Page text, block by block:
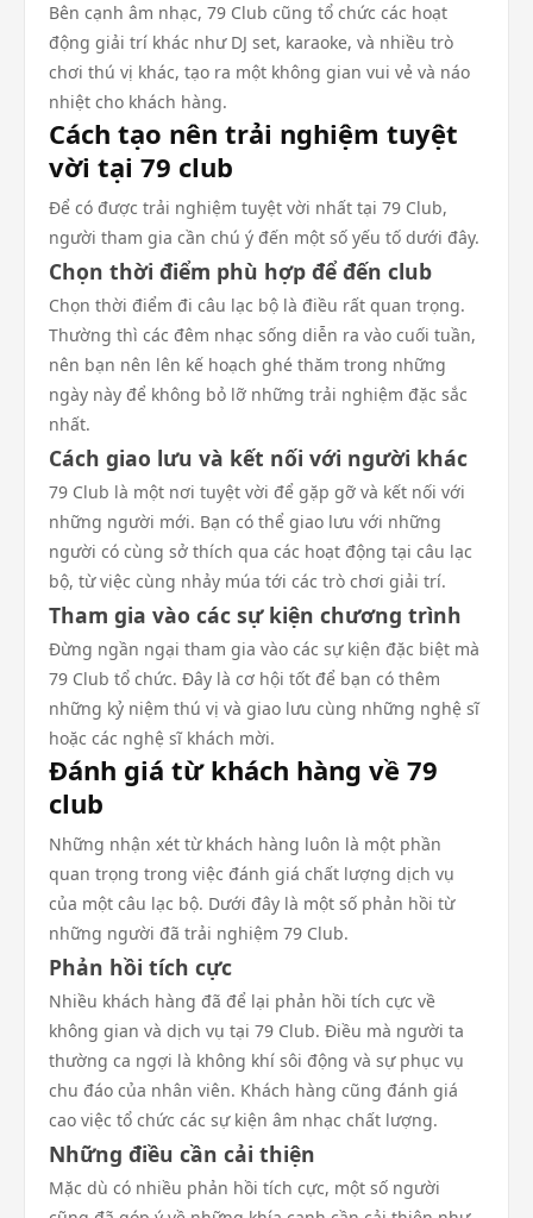
Bên cạnh âm nhạc, 79 Club cũng tổ chức các hoạt
động giải trí khác như DJ set, karaoke, và nhiều trò
chơi thú vị khác, tạo ra một không gian vui vẻ và náo
nhiệt cho khách hàng.
Cách tạo nên trải nghiệm tuyệt
vời tại 79 club
Để có được trải nghiệm tuyệt vời nhất tại 79 Club,
người tham gia cần chú ý đến một số yếu tố dưới đây.
Chọn thời điểm phù hợp để đến club
Chọn thời điểm đi câu lạc bộ là điều rất quan trọng.
Thường thì các đêm nhạc sống diễn ra vào cuối tuần,
nên bạn nên lên kế hoạch ghé thăm trong những
ngày này để không bỏ lỡ những trải nghiệm đặc sắc
nhất.
Cách giao lưu và kết nối với người khác
79 Club là một nơi tuyệt vời để gặp gỡ và kết nối với
những người mới. Bạn có thể giao lưu với những
người có cùng sở thích qua các hoạt động tại câu lạc
bộ, từ việc cùng nhảy múa tới các trò chơi giải trí.
Tham gia vào các sự kiện chương trình
Đừng ngần ngại tham gia vào các sự kiện đặc biệt mà
79 Club tổ chức. Đây là cơ hội tốt để bạn có thêm
những kỷ niệm thú vị và giao lưu cùng những nghệ sĩ
hoặc các nghệ sĩ khách mời.
Đánh giá từ khách hàng về 79
club
Những nhận xét từ khách hàng luôn là một phần
quan trọng trong việc đánh giá chất lượng dịch vụ
của một câu lạc bộ. Dưới đây là một số phản hồi từ
những người đã trải nghiệm 79 Club.
Phản hồi tích cực
Nhiều khách hàng đã để lại phản hồi tích cực về
không gian và dịch vụ tại 79 Club. Điều mà người ta
thường ca ngợi là không khí sôi động và sự phục vụ
chu đáo của nhân viên. Khách hàng cũng đánh giá
cao việc tổ chức các sự kiện âm nhạc chất lượng.
Những điều cần cải thiện
Mặc dù có nhiều phản hồi tích cực, một số người